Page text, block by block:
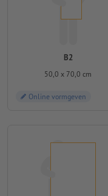
B2
50,0 x 70,0 cm
Online vormgeven